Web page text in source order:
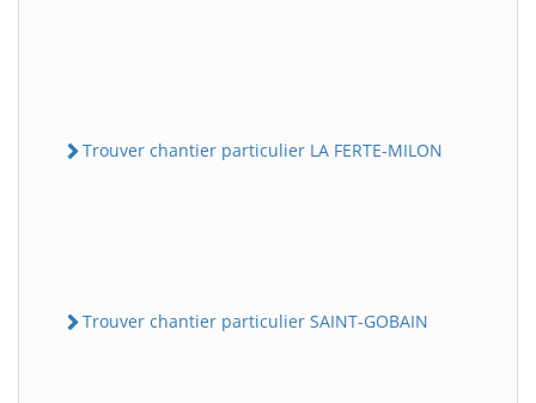
Trouver chantier particulier LA FERTE-MILON
Trouver chantier particulier SAINT-GOBAIN